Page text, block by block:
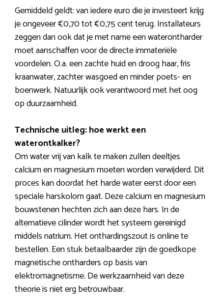
Gemiddeld geldt: van iedere euro die je investeert krijg
je ongeveer €0,70 tot €0,75 cent terug. Installateurs
zeggen dan ook dat je met name een waterontharder
moet aanschaffen voor de directe immateriële
voordelen. O.a. een zachte huid en droog haar, fris
kraanwater, zachter wasgoed en minder poets- en
boenwerk. Natuurlijk ook verantwoord met het oog
op duurzaamheid.
Technische uitleg: hoe werkt een
waterontkalker?
Om water vrij van kalk te maken zullen deeltjes
calcium en magnesium moeten worden verwijderd. Dit
proces kan doordat het harde water eerst door een
speciale harskolom gaat. Deze calcium en magnesium
bouwstenen hechten zich aan deze hars. In de
alternatieve cilinder wordt het systeem gereinigd
middels natrium. Het onthardingszout is online te
bestellen. Een stuk betaalbaarder zijn de goedkope
magnetische ontharders op basis van
elektromagnetisme. De werkzaamheid van deze
theorie is niet erg betrouwbaar.